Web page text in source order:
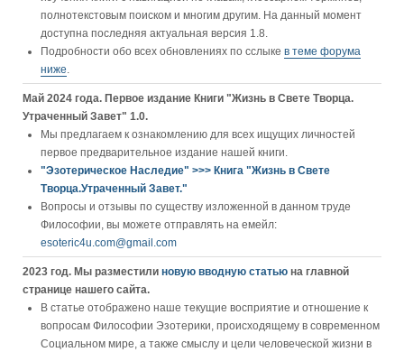
полнотекстовым поиском и многим другим. На данный момент
доступна последняя актуальная версия 1.8.
Подробности обо всех обновлениях по сслыке в теме форума
ниже.
Май 2024 года. Первое издание Книги "Жизнь в Свете Творца.
Утраченный Завет" 1.0.
Мы предлагаем к ознакомлению для всех ищущих личностей
первое предварительное издание нашей книги.
"Эзотерическое Наследие" >>> Книга "Жизнь в Свете
Творца.Утраченный Завет."
Вопросы и отзывы по существу изложенной в данном труде
Философии, вы можете отправлять на емейл:
esoteric4u.com@gmail.com
2023 год. Мы разместили новую вводную статью на главной
странице нашего сайта.
В статье отображено наше текущие восприятие и отношение к
вопросам Философии Эзотерики, происходящему в современном
Социальном мире, а также смыслу и цели человеческой жизни в